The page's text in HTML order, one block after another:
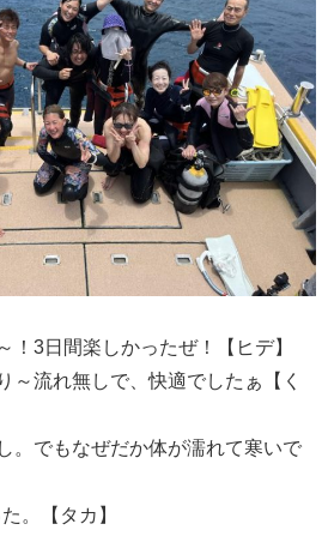
！3日間楽しかったぜ！【ヒデ】
～流れ無しで、快適でしたぁ【く
。でもなぜだか体が濡れて寒いで
。【タカ】